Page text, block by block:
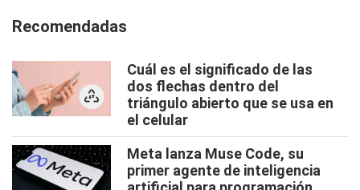
Recomendadas
Cuál es el significado de las
dos flechas dentro del
triángulo abierto que se usa en
el celular
Meta lanza Muse Code, su
primer agente de inteligencia